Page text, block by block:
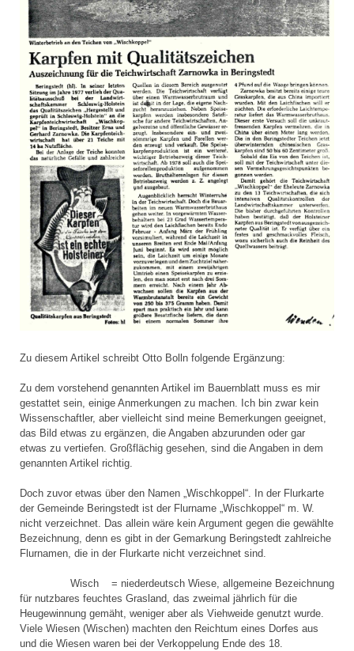
Zu diesem Artikel schreibt Otto Bolln folgende Ergänzung:
Zu dem vorstehend genannten Artikel im Bauernblatt muss es mir
gestattet sein, einige Anmerkungen zu machen. Ich bin zwar kein
Wissenschaftler, aber vielleicht sind meine Bemerkungen geeignet,
das Bild etwas zu ergänzen, die Angaben abzurunden oder gar
etwas zu vertiefen. Großflächig gesehen, sind die Angaben in dem
genannten Artikel richtig.
Doch zuvor etwas über den Namen „Wischkoppel“. In der Flurkarte
der Gemeinde Beringstedt ist der Flurname „Wischkoppel“ m. W.
nicht verzeichnet. Das allein wäre kein Argument gegen die gewählte
Bezeichnung, denn es gibt in der Gemarkung Beringstedt zahlreiche
Flurnamen, die in der Flurkarte nicht verzeichnet sind.
Wisch = niederdeutsch Wiese, allgemeine Bezeichnung
für nutzbares feuchtes Grasland, das zweimal jährlich für die
Heugewinnung gemäht, weniger aber als Viehweide genutzt wurde.
Viele Wiesen (Wischen) machten den Reichtum eines Dorfes aus
und die Wiesen waren bei der Verkoppelung Ende des 18.